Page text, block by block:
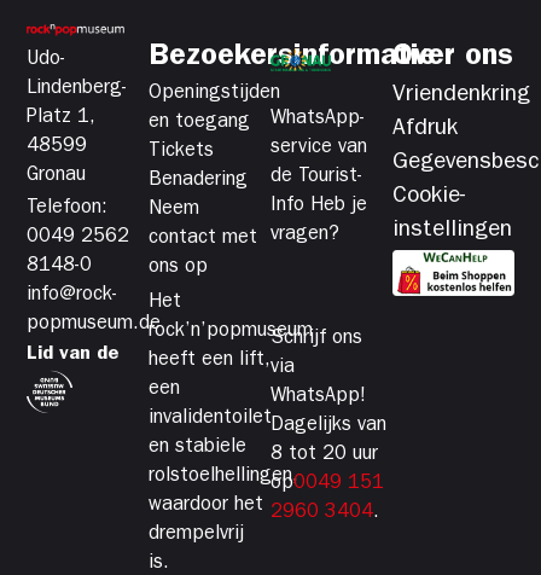
Udo-
Lindenberg-
Platz 1,
48599
Gronau
Telefoon:
0049 2562
8148-0
info@rock-
popmuseum.de
Lid van de
Bezoekersinformatie
Openingstijden
en toegang
Tickets
Benadering
Neem
contact met
ons op
Het
rock’n’popmuseum
heeft een lift,
een
invalidentoilet
en stabiele
rolstoelhellingen,
waardoor het
drempelvrij
is.
WhatsApp-
service van
de Tourist-
Info Heb je
vragen?
Schrijf ons
via
WhatsApp!
Dagelijks van
8 tot 20 uur
op0049 151
2960 3404.
Over ons
Vriendenkring
Afdruk
Cookie-
instellingen